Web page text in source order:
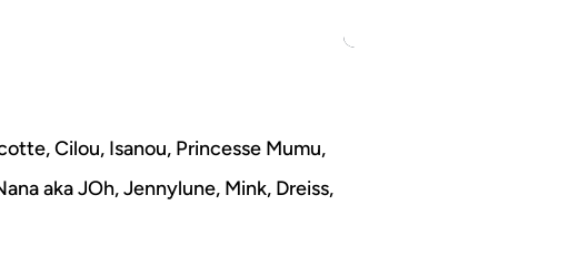
Cilou, Isanou, Princesse Mumu,
aka JOh, Jennylune, Mink, Dreiss,